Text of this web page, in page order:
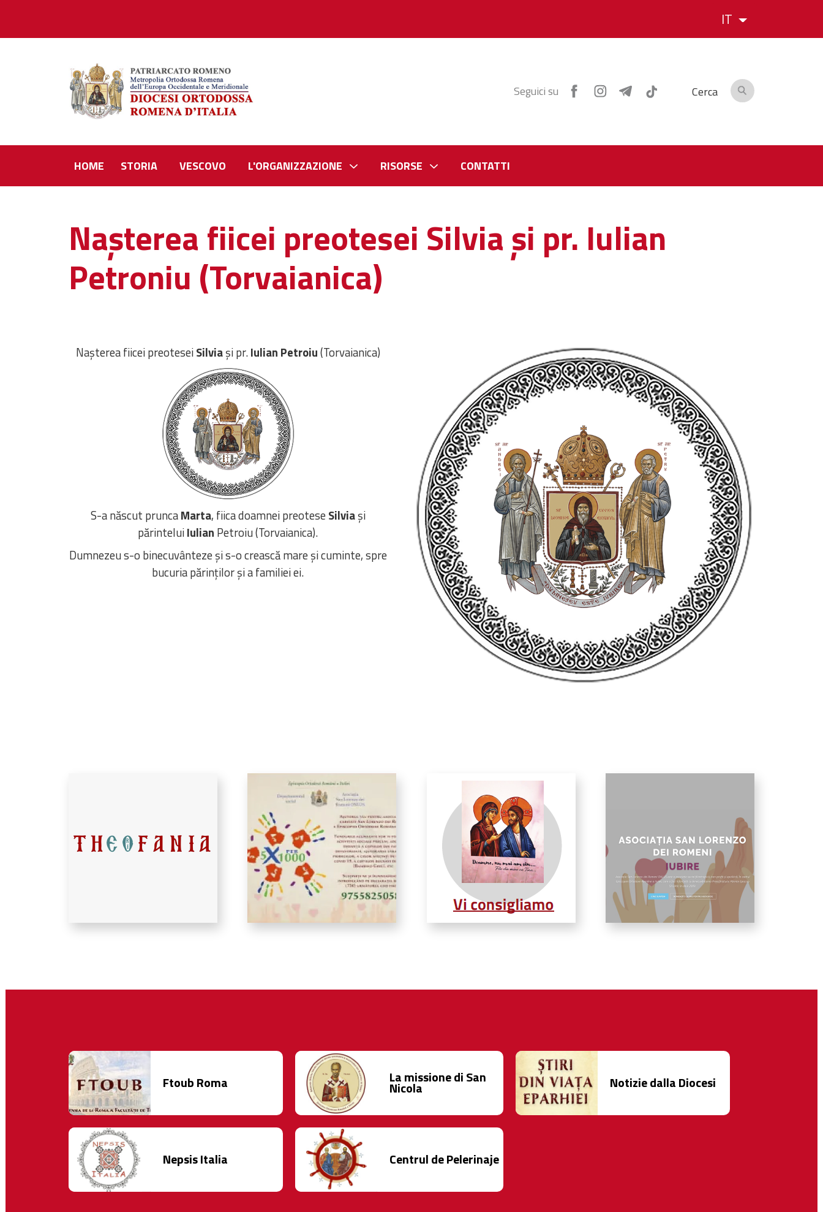
IT
Seguici su Cerca
HOME STORIA VESCOVO L'ORGANIZZAZIONE RISORSE CONTATTI
Nașterea fiicei preotesei Silvia și pr. Iulian
Petroniu (Torvaianica)
Nașterea fiicei preoteseiSilviași pr.Iulian Petroiu(Torvaianica)
S-a născut pruncaMarta, fiica doamnei preoteseSilviași
părinteluiIulian Petroiu (Torvaianica).
Dumnezeu s-o binecuvânteze și s-o crească mare și cuminte, spre
bucuria părinților și a familiei ei.
Ftoub Roma La missione di San
Nicola Notizie dalla Diocesi
Nepsis Italia Centrul de Pelerinaje